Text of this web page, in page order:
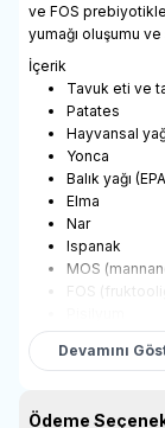
ve FOS
yumağı oluşumu
İçerik
Tavuk eti ve
Patates
Hayvansal
Yonca
Balık yağı
Elma
Nar
Ispanak
MOS
FOS
Glukozamin
Kondroitin
Devamını
Ödeme